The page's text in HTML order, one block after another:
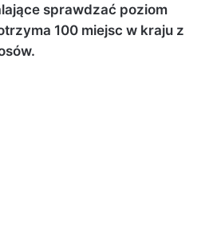
sprawdzać poziom
100 miejsc w kraju z